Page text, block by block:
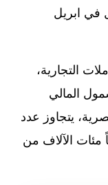
في ابريل
التجارية،
المالي
يتجاوز عدد
مئات الآلاف من